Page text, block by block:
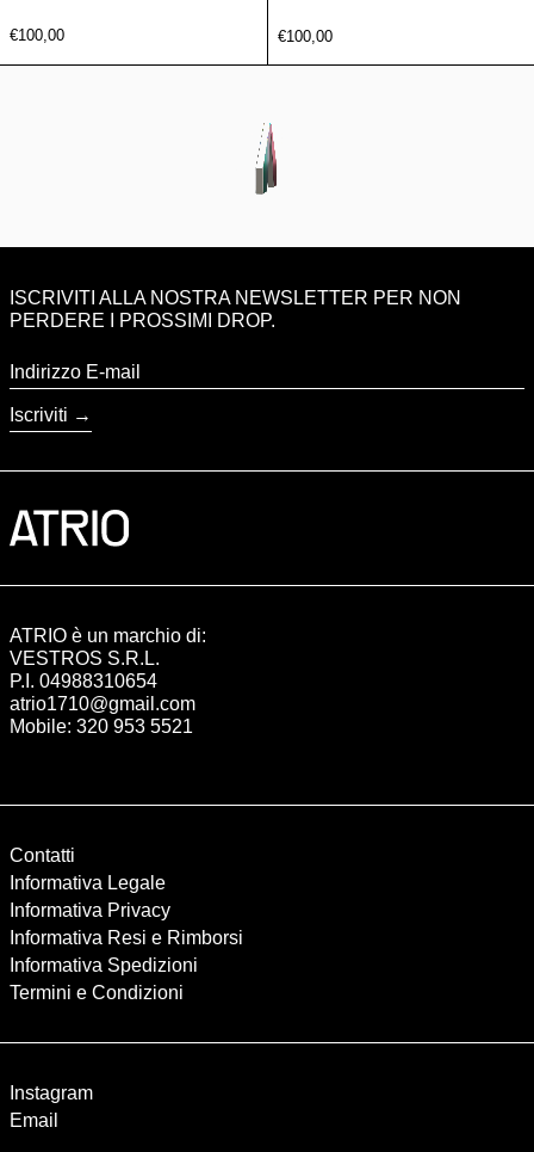
€100,00 €100,00
ISCRIVITI ALLA NOSTRA NEWSLETTER PER NON
PERDERE I PROSSIMI DROP.
Indirizzo E-mail
Iscriviti
ATRIO è un marchio di:
VESTROS S.R.L.
P.I. 04988310654
atrio1710@gmail.com
Mobile: 320 953 5521
Contatti
Informativa Legale
Informativa Privacy
Informativa Resi e Rimborsi
Informativa Spedizioni
Termini e Condizioni
Instagram
Email